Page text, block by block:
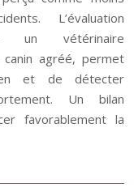
L’évaluation
un vétérinaire
agréé, permet
et de détecter
Un bilan
favorablement la